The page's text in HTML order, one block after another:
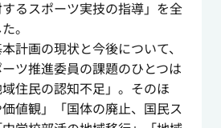
るスポーツ実技の指導」を全
。
計画の現状と今後について、
ツ推進委員の課題のひとつは
域住民の認知不足」。そのほ
値観」「国体の廃止、国民ス